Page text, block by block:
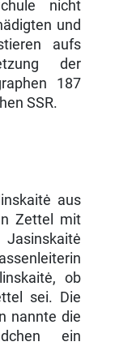
nicht
und
aufs
der
187
SSR.
aus
Zettel mit
ob
sei. Die
nannte die
ein